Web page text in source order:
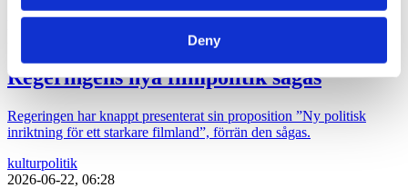
Deny
politik
Regeringens nya filmpolitik sågas
Regeringen har knappt presenterat sin proposition ”Ny politisk
inriktning för ett starkare filmland”, förrän den sågas.
kulturpolitik
2026-06-22, 06:28